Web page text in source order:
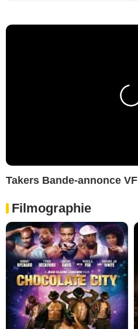
Takers Bande-annonce VF
Filmographie